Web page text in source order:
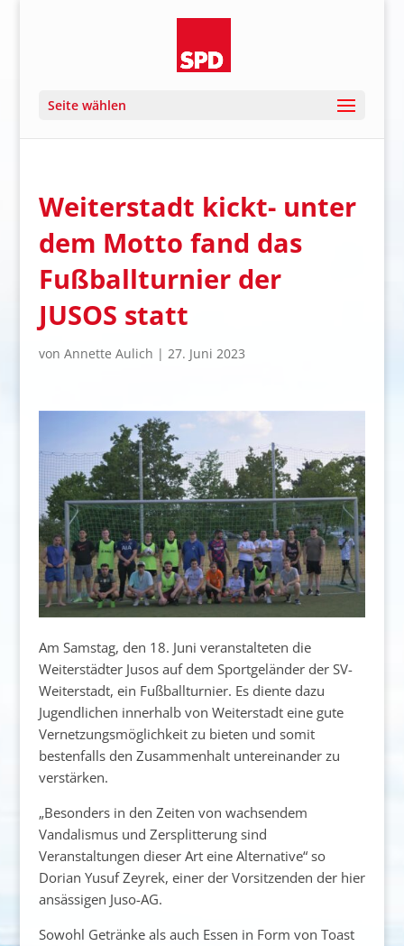
Seite wählen
Weiterstadt kickt- unter
dem Motto fand das
Fußballturnier der
JUSOS statt
von Annette Aulich | 27. Juni 2023
Am Samstag, den 18. Juni veranstalteten die
Weiterstädter Jusos auf dem Sportgeländer der SV-
Weiterstadt, ein Fußballturnier. Es diente dazu
Jugendlichen innerhalb von Weiterstadt eine gute
Vernetzungsmöglichkeit zu bieten und somit
bestenfalls den Zusammenhalt untereinander zu
verstärken.
„Besonders in den Zeiten von wachsendem
Vandalismus und Zersplitterung sind
Veranstaltungen dieser Art eine Alternative“ so
Dorian Yusuf Zeyrek, einer der Vorsitzenden der hier
ansässigen Juso-AG.
Sowohl Getränke als auch Essen in Form von Toast